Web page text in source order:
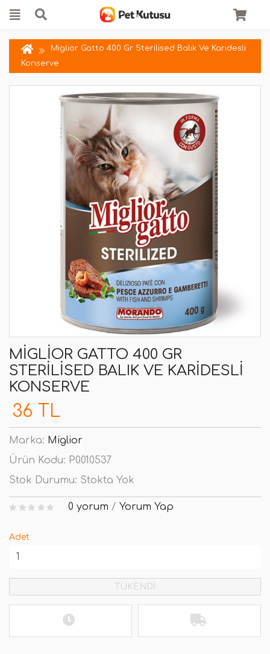
Miglior Gatto 400 Gr Sterilised Balık Ve Karidesli
Konserve
MIGLIOR GATTO 400 GR
STERILISED BALIK VE KARIDESLI
KONSERVE
36 TL
Marka: Miglior
Ürün Kodu: P0010537
Stok Durumu: Stokta Yok
0 yorum / Yorum Yap
Adet
TÜKENDİ